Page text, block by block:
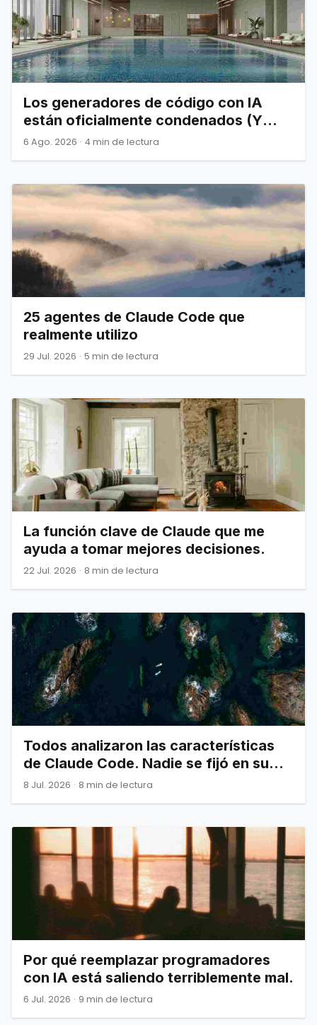
Los generadores de código con IA
están oficialmente condenados (Y
Joel Spolsky nos lo advirtió)
6 Ago. 2026 · 4 min de lectura
25 agentes de Claude Code que
realmente utilizo
29 Jul. 2026 · 5 min de lectura
La función clave de Claude que me
ayuda a tomar mejores decisiones.
22 Jul. 2026 · 8 min de lectura
Todos analizaron las características
de Claude Code. Nadie se fijó en su
arquitectura.
8 Jul. 2026 · 8 min de lectura
Por qué reemplazar programadores
con IA está saliendo terriblemente mal.
6 Jul. 2026 · 9 min de lectura